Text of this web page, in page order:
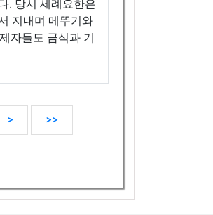
. 당시 세례요한은
지내며 메뚜기와
자들도 금식과 기
> >>